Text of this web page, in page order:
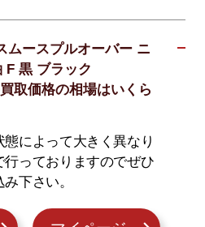
ムースプルオーバー ニ
F 黒 ブラック
取価格の相場はいくら
によって大きく異なり
行っておりますのでぜひ
下さい。